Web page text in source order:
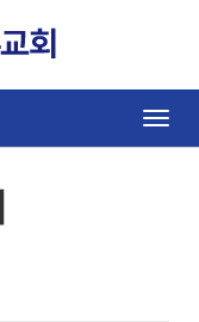
Toggle